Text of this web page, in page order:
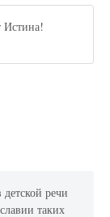
Истина!
речи
таких